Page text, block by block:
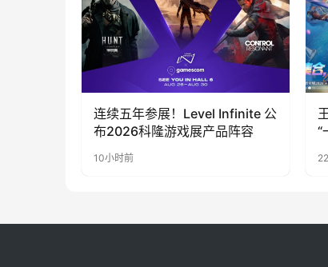
连续五年参展！Level Infinite 公
布2026科隆游戏展产品阵容
10小时前
“